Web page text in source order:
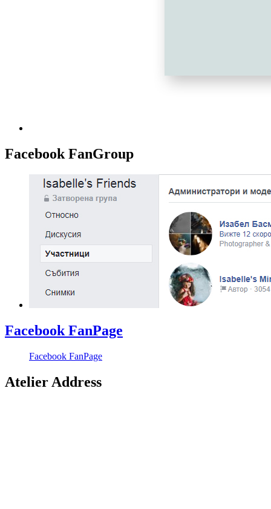
Facebook FanGroup
Facebook FanPage
Facebook FanPage
Atelier Address